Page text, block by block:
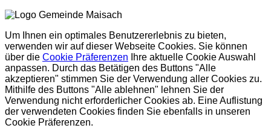
Um Ihnen ein optimales Benutzererlebnis zu bieten,
verwenden wir auf dieser Webseite Cookies. Sie können
über die Cookie Präferenzen Ihre aktuelle Cookie Auswahl
anpassen. Durch das Betätigen des Buttons "Alle
akzeptieren" stimmen Sie der Verwendung aller Cookies zu.
Mithilfe des Buttons "Alle ablehnen" lehnen Sie der
Verwendung nicht erforderlicher Cookies ab. Eine Auflistung
der verwendeten Cookies finden Sie ebenfalls in unseren
Cookie Präferenzen.